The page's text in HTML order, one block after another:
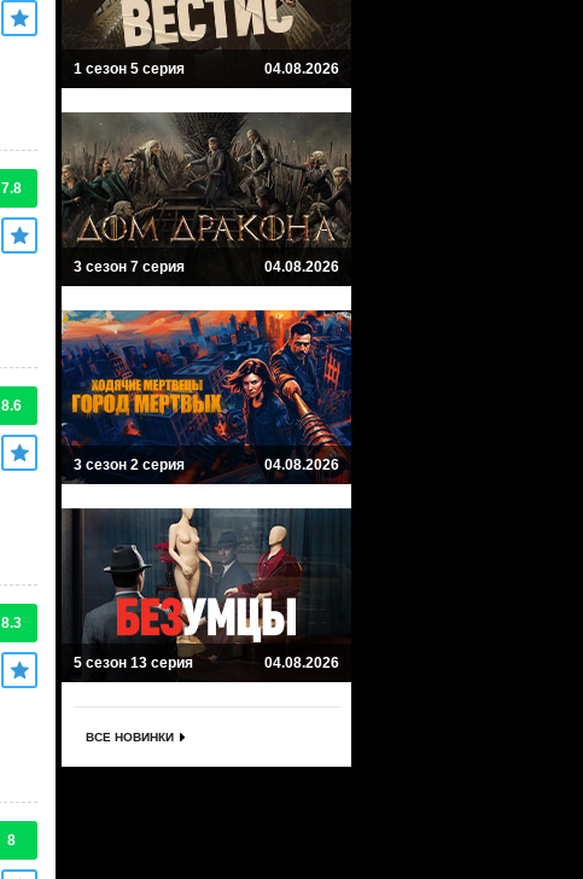
7.8
8.6
8.3
8
1 сезон 5 серия 04.08.2026
3 сезон 7 серия 04.08.2026
3 сезон 2 серия 04.08.2026
5 сезон 13 серия 04.08.2026
ВСЕ НОВИНКИ